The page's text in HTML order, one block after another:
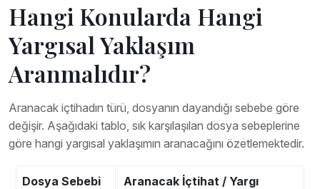
Hangi Konularda Hangi
Yargısal Yaklaşım
Aranmalıdır?
Aranacak içtihadın türü, dosyanın dayandığı sebebe göre
değişir. Aşağıdaki tablo, sık karşılaşılan dosya sebeplerine
göre hangi yargısal yaklaşımın aranacağını özetlemektedir.
Dosya Sebebi
Aranacak İçtihat / Yargı